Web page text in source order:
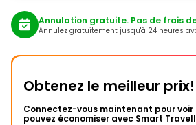
Annulation gratuite. Pas de frais
Annulez gratuitement jusqu'à 24 heures
Obtenez le meilleur prix!
Connectez-vous maintenant pour voir
pouvez économiser avec Smart